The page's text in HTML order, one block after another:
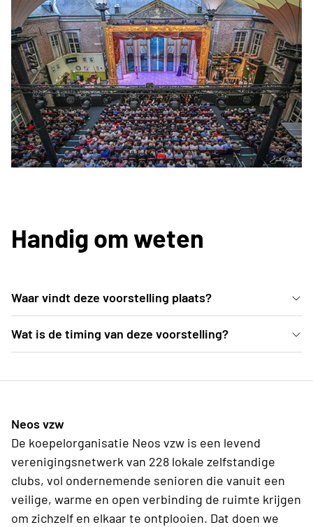
Handig om weten
Waar vindt deze voorstelling plaats?
De voorstelling gaat door in Landcommanderij Alden
Biesen (Kasteelstraat 6, 3740 Bilzen). Opgelet: Het
kleden naargelang de weersomstandigheden. Een
dekentje of een extra trui is geen overbodige luxe.
De wandeling naar de binnenkoer vanaf de parking
duurt ca. 10 minuutjes.
Wat is de timing van deze voorstelling?
Neos vzw
De koepelorganisatie Neos vzw is een levend
verenigingsnetwerk van 228 lokale zelfstandige
clubs, vol ondernemende senioren die vanuit een
veilige, warme en open verbinding de ruimte krijgen
om zichzelf en elkaar te ontplooien. Dat doen we